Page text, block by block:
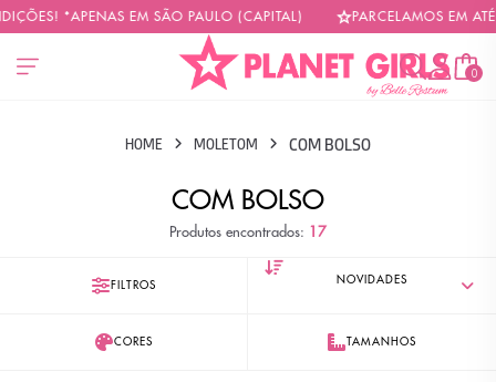
*APENAS EM SÃO PAULO (CAPITAL) PARCELAMOS EM ATÉ
0
HOME MOLETOM COM BOLSO
COM BOLSO
Produtos encontrados: 17
FILTROS
CORES TAMANHOS